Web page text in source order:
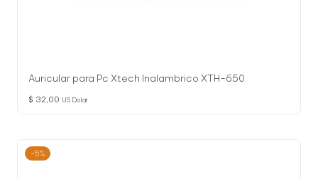
Auricular para Pc Xtech Inalambrico XTH-650
$ 32,00 US Dolar
-5%